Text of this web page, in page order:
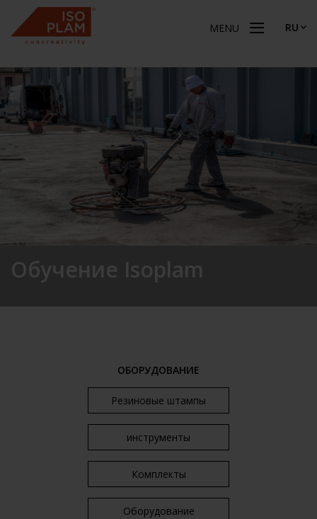
MENU RU
Обучение Isoplam
ОБОРУДОВАНИЕ
Резиновые штампы
инструменты
Комплекты
Оборудование